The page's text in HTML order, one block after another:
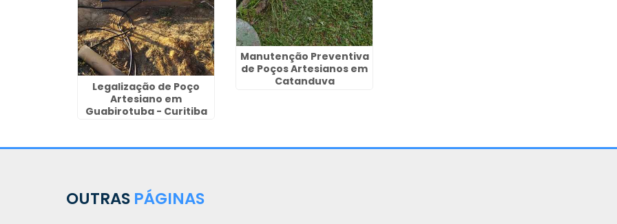
Legalização de Poço
Artesiano em
Guabirotuba - Curitiba
Manutenção Preventiva
de Poços Artesianos em
Catanduva
OUTRAS PÁGINAS